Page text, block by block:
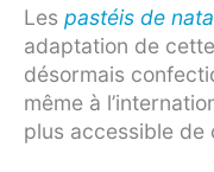
Les pastéis de nata
adaptation de
désormais
même à
plus accessible de